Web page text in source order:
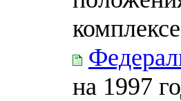
комплексе
на 1997